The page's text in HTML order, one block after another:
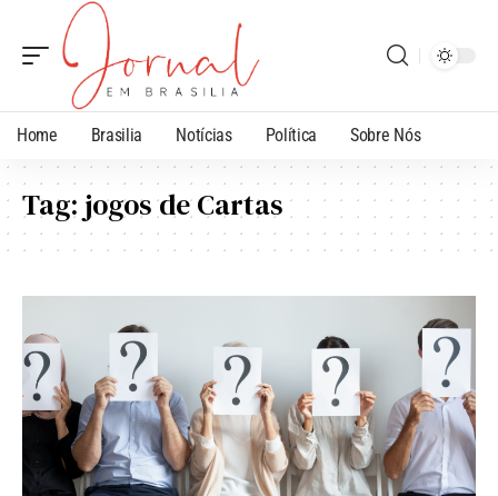
Home Brasilia Notícias Política Sobre Nós
Tag: jogos de Cartas